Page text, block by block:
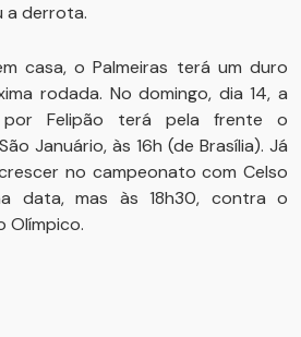
a derrota.
casa, o Palmeiras terá um duro
rodada. No domingo, dia 14, a
por Felipão terá pela frente o
Januário, às 16h (de Brasília). Já
no campeonato com Celso
data, mas às 18h30, contra o
Olímpico.